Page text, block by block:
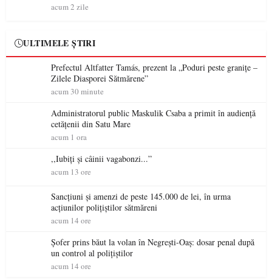
acum 2 zile
ULTIMELE ȘTIRI
Prefectul Altfatter Tamás, prezent la „Poduri peste granițe –
Zilele Diasporei Sătmărene”
acum 30 minute
Administratorul public Maskulik Csaba a primit în audiență
cetățenii din Satu Mare
acum 1 ora
,,Iubiți și câinii vagabonzi...”
acum 13 ore
Sancțiuni și amenzi de peste 145.000 de lei, în urma
acțiunilor polițiștilor sătmăreni
acum 14 ore
Șofer prins băut la volan în Negrești-Oaș: dosar penal după
un control al polițiștilor
acum 14 ore